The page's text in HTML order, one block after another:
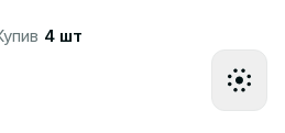
4 шт